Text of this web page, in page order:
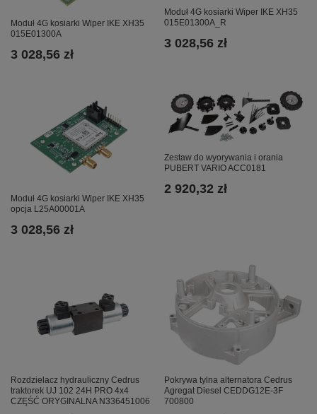
Moduł 4G kosiarki Wiper IKE XH35
015E01300A
3 028,56 zł
Moduł 4G kosiarki Wiper IKE XH35
015E01300A_R
3 028,56 zł
Moduł 4G kosiarki Wiper IKE XH35
opcja L25A00001A
3 028,56 zł
Zestaw do wyorywania i orania
PUBERT VARIO ACC0181
2 920,32 zł
Rozdzielacz hydrauliczny Cedrus
traktorek UJ 102 24H PRO 4x4
CZĘŚĆ ORYGINALNA N336451006
Pokrywa tylna alternatora Cedrus
Agregat Diesel CEDDG12E-3F
700800